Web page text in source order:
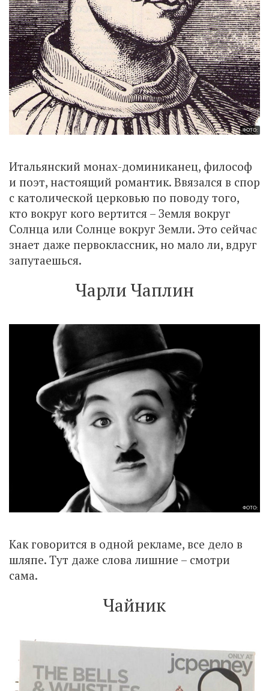
ФОТО:
Итальянский монах-доминиканец, философ
и поэт, настоящий романтик. Ввязался в спор
с католической церковью по поводу того,
кто вокруг кого вертится – Земля вокруг
Солнца или Солнце вокруг Земли. Это сейчас
знает даже первоклассник, но мало ли, вдруг
запутаешься.
Чарли Чаплин
ФОТО:
Как говорится в одной рекламе, все дело в
шляпе. Тут даже слова лишние – смотри
сама.
Чайник